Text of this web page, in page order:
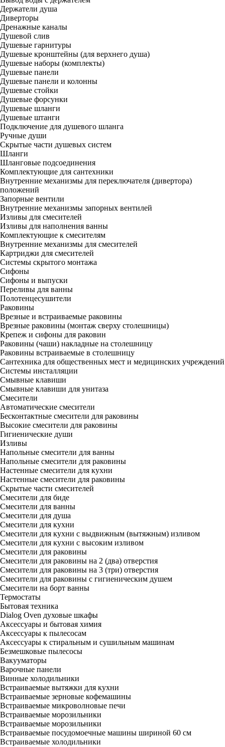
Держатели душа
Диверторы
Дренажные каналы
Душевой слив
Душевые гарнитуры
Душевые кронштейны (для верхнего душа)
Душевые наборы (комплекты)
Душевые панели
Душевые панели и колонны
Душевые стойки
Душевые форсунки
Душевые шланги
Душевые штанги
Подключение для душевого шланга
Ручные души
Скрытые части душевых систем
Шланги
Шланговые подсоединения
Комплектующие для сантехники
Внутренние механизмы для переключателя (дивертора)
положений
Запорные вентили
Внутренние механизмы запорных вентилей
Изливы для смесителей
Изливы для наполнения ванны
Комплектующие к смесителям
Внутренние механизмы для смесителей
Картриджи для смесителей
Системы скрытого монтажа
Сифоны
Сифоны и выпуски
Переливы для ванны
Полотенцесушители
Раковины
Врезные и встраиваемые раковины
Врезные раковины (монтаж сверху столешницы)
Крепеж и сифоны для раковин
Раковины (чаши) накладные на столешницу
Раковины встраиваемые в столешницу
Сантехника для общественных мест и медицинских учреждений
Системы инсталляции
Смывные клавиши
Смывные клавиши для унитаза
Смесители
Автоматические смесители
Бесконтактные смесители для раковины
Высокие смесители для раковины
Гигиенические души
Изливы
Напольные смесители для ванны
Напольные смесители для раковины
Настенные смесители для кухни
Настенные смесители для раковины
Скрытые части смесителей
Смесители для биде
Смесители для ванны
Смесители для душа
Смесители для кухни
Смесители для кухни с выдвижным (вытяжным) изливом
Смесители для кухни с высоким изливом
Смесители для раковины
Смесители для раковины на 2 (два) отверстия
Смесители для раковины на 3 (три) отверстия
Смесители для раковины с гигиеническим душем
Смесители на борт ванны
Термостаты
Бытовая техника
Dialog Oven духовые шкафы
Аксессуары и бытовая химия
Аксессуары к пылесосам
Аксессуары к стиральным и сушильным машинам
Безмешковые пылесосы
Вакууматоры
Варочные панели
Винные холодильники
Встраиваемые вытяжки для кухни
Встраиваемые зерновые кофемашины
Встраиваемые микроволновые печи
Встраиваемые морозильники
Встраиваемые морозильники
Встраиваемые посудомоечные машины шириной 60 см
Встраиваемые холодильники